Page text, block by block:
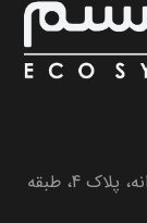
تهران، بزرگراه جلال آل احمد، خیابان پروانه، پلاک 4، طبقه